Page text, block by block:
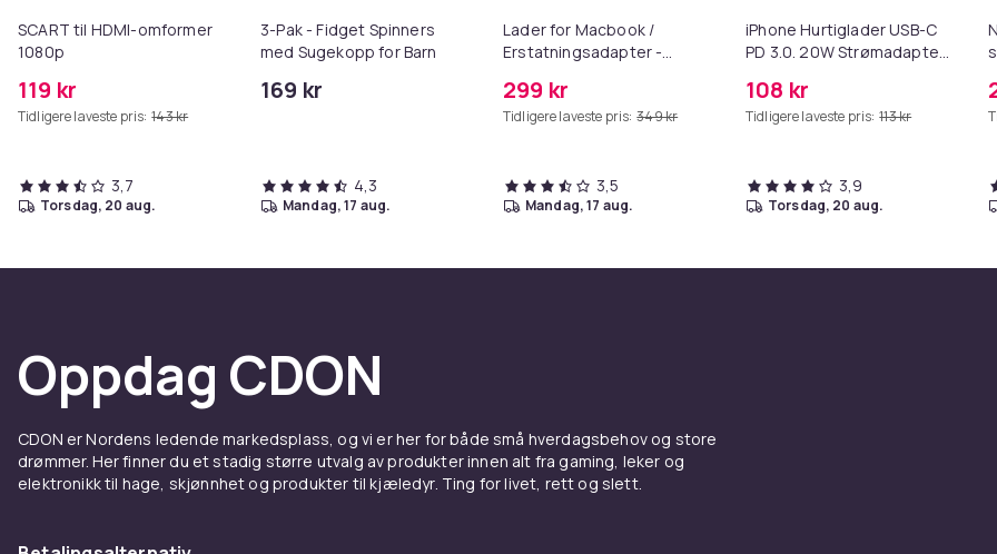
SCART til HDMI-omformer
1080p
119 kr
Tidligere laveste pris: 143 kr
3,7
torsdag, 20 aug.
3-Pak - Fidget Spinners
med Sugekopp for Barn
169 kr
4,3
mandag, 17 aug.
Lader for Macbook /
Erstatningsadapter -
299 kr
Tidligere laveste pris: 349 kr
3,5
mandag, 17 aug.
iPhone Hurtiglader USB-C
PD 3.0. 20W Strømadapter
108 kr
Tidligere laveste pris: 113 kr
3,9
torsdag, 20 aug.
Oppdag CDON
CDON er Nordens ledende markedsplass, og vi er her for både små hverdagsbehov og store
drømmer. Her finner du et stadig større utvalg av produkter innen alt fra gaming, leker og
elektronikk til hage, skjønnhet og produkter til kjæledyr. Ting for livet, rett og slett.